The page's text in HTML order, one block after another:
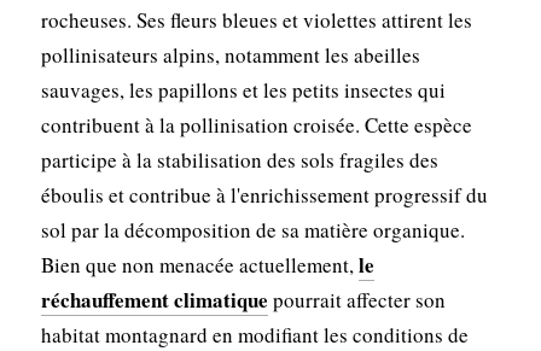
rocheuses. Ses fleurs bleues et violettes attirent les
pollinisateurs alpins, notamment les abeilles
sauvages, les papillons et les petits insectes qui
contribuent à la pollinisation croisée. Cette espèce
participe à la stabilisation des sols fragiles des
éboulis et contribue à l'enrichissement progressif du
sol par la décomposition de sa matière organique.
Bien que non menacée actuellement,le
réchauffement climatique pourrait affecter son
habitat montagnard en modifiant les conditions de